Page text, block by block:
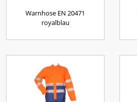
Warnhose EN 20471
royalblau